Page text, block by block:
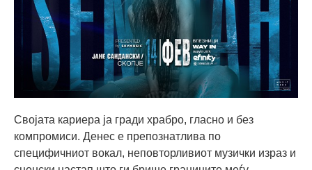
Својата кариера ја гради храбро, гласно и без
компромиси. Денес е препознатлива по
специфичниот вокал, неповторливиот музички израз и